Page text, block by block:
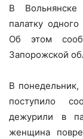
В Вольнянске
палатку
Об этом
Запорожской
В
поступило
дежурили в
женщина